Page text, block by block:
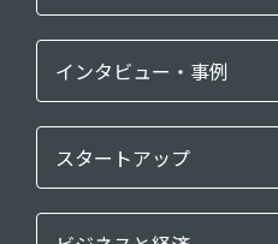
インタビュー・事例
スタートアップ